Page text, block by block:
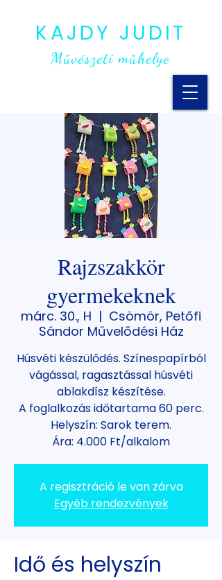
KAJDY JUDIT
Művészeti műhelye
Rajzszakkör
gyermekeknek
márc. 30., H
  |
Csömör, Petőfi
Sándor Művelődési Ház
Húsvéti készülődés. Színespapírból
vágással, ragasztással húsvéti
ablakdísz készítése.
A foglalkozás időtartama 60 perc.
Helyszín: Sarok terem.
Ára: 4.000 Ft/alkalom
A regisztráció le van zárva
Egyéb rendezvények
Idő és helyszín